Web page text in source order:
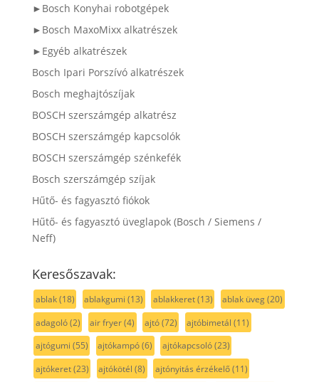
►Bosch Konyhai robotgépek
►Bosch MaxoMixx alkatrészek
►Egyéb alkatrészek
Bosch Ipari Porszívó alkatrészek
Bosch meghajtószíjak
BOSCH szerszámgép alkatrész
BOSCH szerszámgép kapcsolók
BOSCH szerszámgép szénkefék
Bosch szerszámgép szíjak
Hűtő- és fagyasztó fiókok
Hűtő- és fagyasztó üveglapok (Bosch / Siemens /
Neff)
Keresőszavak:
ablak(18) ablakgumi (13) ablakkeret(13) ablak üveg(20)
adagoló(2) air fryer(4) ajtó(72) ajtóbimetál (11)
ajtógumi (55) ajtókampó(6) ajtókapcsoló(23)
ajtókeret(23) ajtókötél (8) ajtónyitás érzékelő(11)